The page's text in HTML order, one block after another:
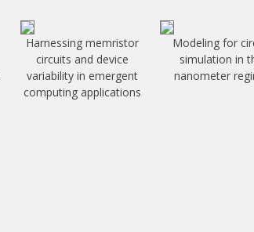
Harnessing memristor
circuits and device
variability in emergent
computing applications
Modeling for
simulation in
nanometer